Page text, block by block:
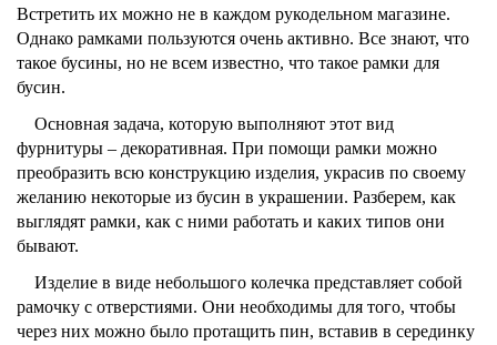
Встретить их можно не в каждом рукодельном магазине.
Однако рамками пользуются очень активно. Все знают, что
такое бусины, но не всем известно, что такое рамки для
бусин.
Основная задача, которую выполняют этот вид
фурнитуры – декоративная. При помощи рамки можно
преобразить всю конструкцию изделия, украсив по своему
желанию некоторые из бусин в украшении. Разберем, как
выглядят рамки, как с ними работать и каких типов они
бывают.
Изделие в виде небольшого колечка представляет собой
рамочку с отверстиями. Они необходимы для того, чтобы
через них можно было протащить пин, вставив в серединку